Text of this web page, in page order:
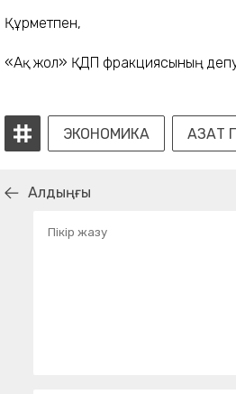
Құрметпен,
«Ақ жол» ҚДП фракциясының
ЭКОНОМИКА АЗАТ
Алдыңғы